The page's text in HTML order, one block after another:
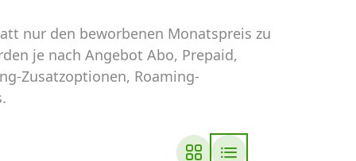
nur den beworbenen Monatspreis zu
je nach Angebot Abo, Prepaid,
Zusatzoptionen, Roaming-